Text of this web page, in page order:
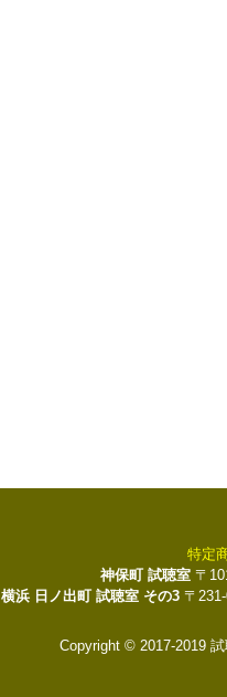
特定
神保町 試聴室 〒
横浜 日ノ出町 試聴室 その3 〒
Copyright © 2017-2019